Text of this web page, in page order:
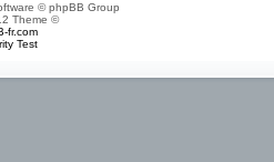
© phpBB Group
Theme ©
fr.com